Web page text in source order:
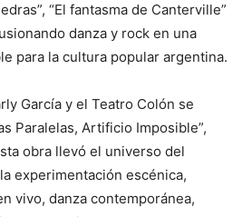
“El fantasma de Canterville”
danza y rock en una
para la cultura popular argentina.
García y el Teatro Colón se
Paralelas, Artificio Imposible”,
obra llevó el universo del
experimentación escénica,
vivo, danza contemporánea,